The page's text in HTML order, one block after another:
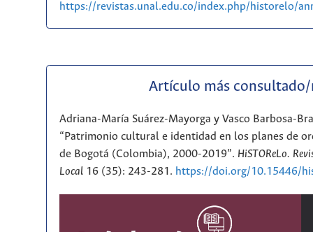
https://revistas.unal.edu.co/index.php/historelo/
Artículo más consultado/
Adriana-María Suárez-Mayorga y Vasco Barbosa-
“Patrimonio cultural e identidad en los planes de
de Bogotá (Colombia), 2000-2019”. HiSTOReLo.
Local16 (35): 243-281. https://doi.org/10.15446/